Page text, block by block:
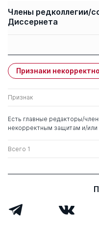
Члены редколлегии/
Диссернета
Голенкова Зинаида
Тихоновна
Николаевич
Признаки
Признак
Есть главные редакторы/
некорректным защитам и/или
Всего 1